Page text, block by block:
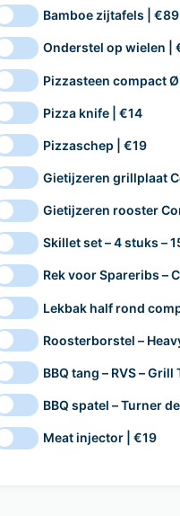
Bamboe zijtafels | €89
Onderstel op wielen |
Pizzasteen compact
Pizza knife | €14
Pizzaschep | €19
Gietijzeren grillplaat
Gietijzeren rooster
Skillet set – 4 stuks –
Rek voor Spareribs –
Lekbak half rond
Roosterborstel –
BBQ tang – RVS –
BBQ spatel – Turner
Meat injector | €19